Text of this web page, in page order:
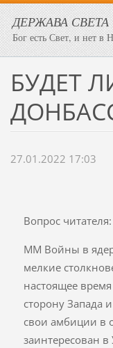
ДЕРЖАВА СВЕТА
Бог есть Свет, и нет в
БУДЕТ
27.01.2022 17:03
Вопрос
ММ Войны в
мелкие
настоящее
сторону Запада
свои амбиции в
заинтересован